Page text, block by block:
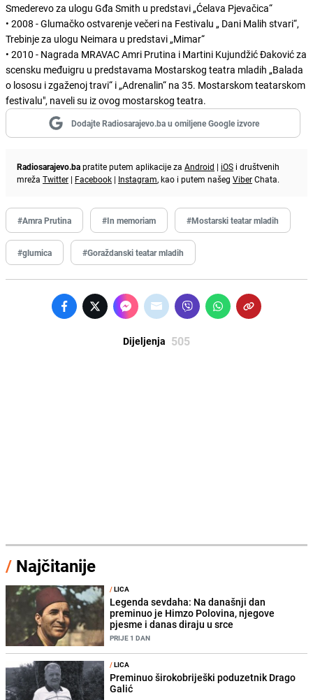
Smederevo za ulogu Gđa Smith u predstavi „Ćelava Pjevačica“
• 2008 - Glumačko ostvarenje večeri na Festivalu „ Dani Malih stvari“,
Trebinje za ulogu Neimara u predstavi „Mimar“
• 2010 - Nagrada MRAVAC Amri Prutina i Martini Kujundžić Đaković za
scensku međuigru u predstavama Mostarskog teatra mladih „Balada
o lososu i zgaženoj travi“ i „Adrenalin“ na 35. Mostarskom teatarskom
festivalu", naveli su iz ovog mostarskog teatra.
Dodajte Radiosarajevo.ba u omiljene Google izvore
Radiosarajevo.bapratite putem aplikacije za Android | iOS i društvenih
mreža Twitter | Facebook | Instagram, kao i putem našeg ViberChata.
#Amra Prutina #In memoriam #Mostarski teatar mladih
#glumica #Goraždanski teatar mladih
Dijeljenja 505
/ Najčitanije
/LICA
Legenda sevdaha: Na današnji dan
preminuo je Himzo Polovina, njegove
pjesme i danas diraju u srce
PRIJE 1 DAN
/LICA
Preminuo širokobriješki poduzetnik Drago
Galić